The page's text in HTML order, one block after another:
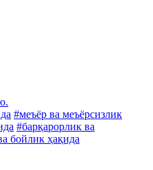
#меъёр ва меъёрсизлик
#барқарорлик ва
бойлик ҳақида